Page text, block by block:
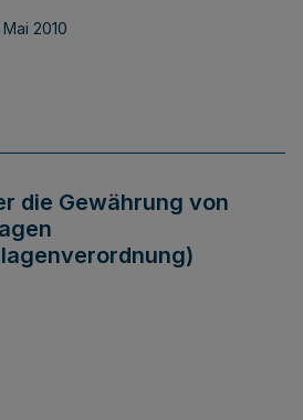
2010
die Gewährung von